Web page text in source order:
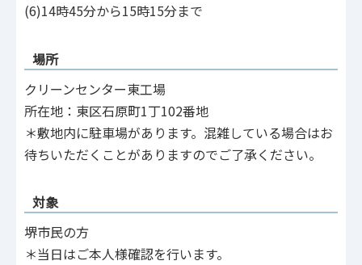
(6)14時45分から15時15分まで
場所
クリーンセンター東工場
所在地：東区石原町1丁102番地
＊敷地内に駐車場があります。混雑している場合はお
待ちいただくことがありますのでご了承ください。
対象
堺市民の方
＊当日はご本人様確認を行います。